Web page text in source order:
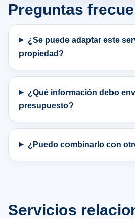
Preguntas
¿Se puede adaptar este
propiedad?
¿Qué información debo
presupuesto?
¿Puedo combinarlo con
Servicios